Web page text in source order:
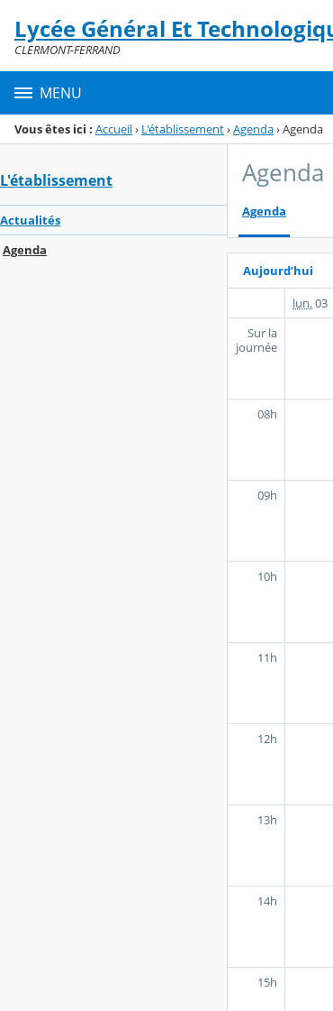
Menu de la rubrique
Contenu
Lycée Général Et
CLERMONT-FERRAND
MENU
Vous êtes ici : Accueil› L'établissement›Agenda›Agenda
L'établissement
Actualités
Agenda
Agenda
Agenda
Aujourd’hui
lun.03
Sur la
journée
08h
09h
10h
11h
12h
13h
14h
15h